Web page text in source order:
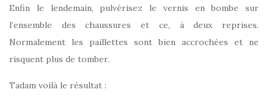
Enfin le lendemain, pulvérisez le vernis en bombe sur
l’ensemble des chaussures et ce, à deux reprises.
Normalement les paillettes sont bien accrochées et ne
risquent plus de tomber.
Tadam voilà le résultat :